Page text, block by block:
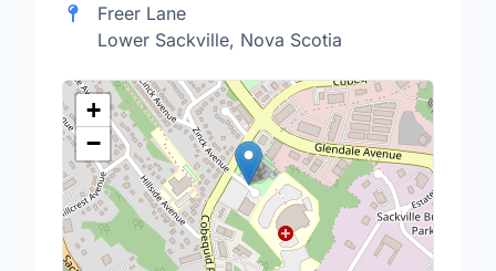
Freer Lane
Lower Sackville, Nova Scotia
+
−